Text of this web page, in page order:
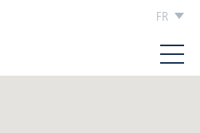
FR